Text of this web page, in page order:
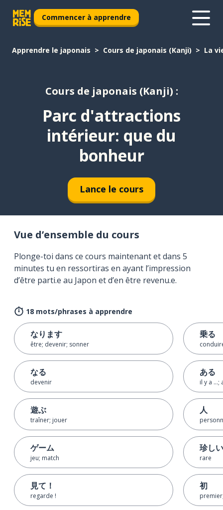
Commencer à apprendre
Apprendre le japonais Cours de japonais (Kanji) La
Cours de japonais (Kanji) :
Parc d'attractions
intérieur: que du
bonheur
Lance le cours
Vue d’ensemble du cours
Plonge-toi dans ce cours maintenant et dans 5
minutes tu en ressortiras en ayant l’impression
d’être parti.e au Japon et d’en être revenu.e.
18 mots/phrases à apprendre
なります
être; devenir; sonner
なる
devenir
遊ぶ
traîner; jouer
ゲーム
jeu; match
見て！
regarde !
乗る
ある
il y a ...;
人
珍しい
rare
初